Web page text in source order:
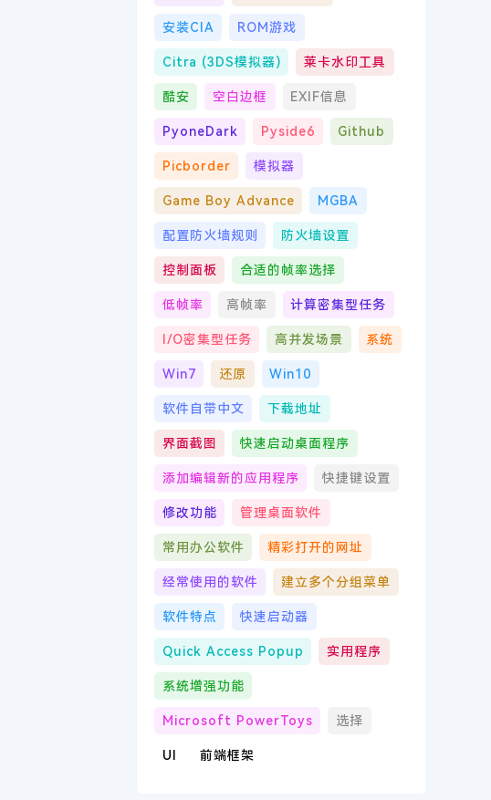
安装CIA ROM游戏
Citra (3DS模拟器) 莱卡水印工具
酷安 空白边框 EXIF信息
PyoneDark Pyside6 Github
Picborder 模拟器
Game Boy Advance MGBA
配置防火墙规则 防火墙设置
控制面板 合适的帧率选择
低帧率 高帧率 计算密集型任务
I/O密集型任务 高并发场景 系统
Win7 还原 Win10
软件自带中文 下载地址
界面截图 快速启动桌面程序
添加编辑新的应用程序 快捷键设置
修改功能 管理桌面软件
常用办公软件 精彩打开的网址
经常使用的软件 建立多个分组菜单
软件特点 快速启动器
Quick Access Popup 实用程序
系统增强功能
Microsoft PowerToys 选择
UI 前端框架